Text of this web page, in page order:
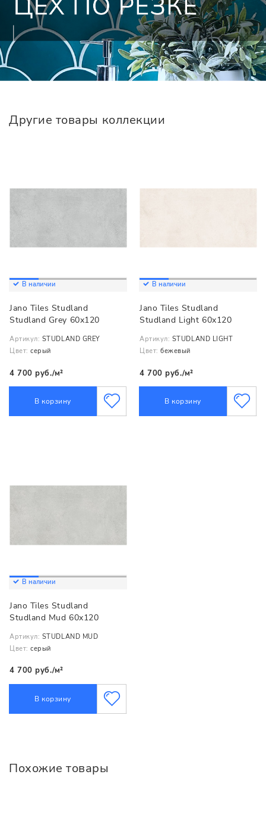
Другие товары коллекции
В наличии
Jano Tiles Studland
Studland Grey 60x120
Артикул: STUDLAND GREY
Цвет: серый
4 700 руб./м²
В корзину
В наличии
Jano Tiles Studland
Studland Light 60x120
Артикул: STUDLAND LIGHT
Цвет: бежевый
4 700 руб./м²
В корзину
В наличии
Jano Tiles Studland
Studland Mud 60x120
Артикул: STUDLAND MUD
Цвет: серый
4 700 руб./м²
В корзину
Похожие товары